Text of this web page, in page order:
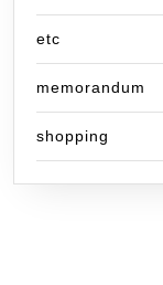
etc
memorandum
shopping